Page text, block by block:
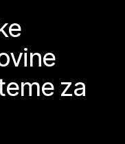
za